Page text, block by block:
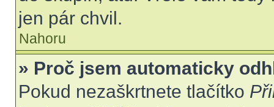
jen pár chvil.
Nahoru
» Proč jsem automaticky
Pokud nezaškrtnete tlačítko